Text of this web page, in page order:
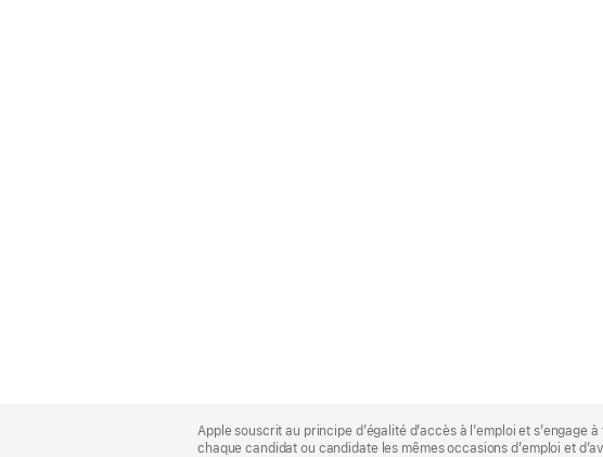
Footer
Apple souscrit au principe d’égalité d’accès à l’emploi et
chaque candidat ou candidate les mêmes occasions d’emploi et